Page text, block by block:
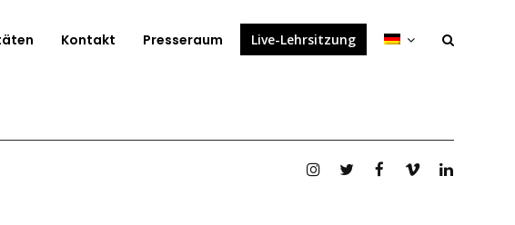
Kontakt Presseraum Live-Lehrsitzung
Instagram
TwitterFacebook
VimeoLinkedin